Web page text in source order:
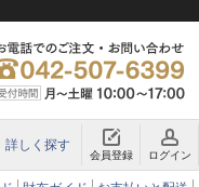
詳しく探す
会員登録 ログイン